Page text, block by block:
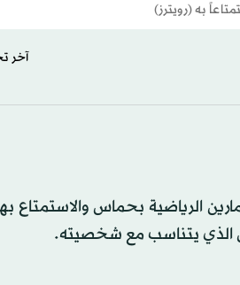
به (رويترز)
آخر تحديث: 15:08-13
الرياضية بحماس والاستمتاع
الذي يتناسب مع شخصيته.